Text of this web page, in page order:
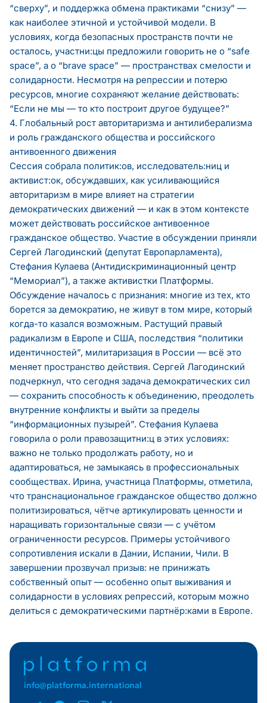
“сверху”, и поддержка обмена практиками “снизу” —
как наиболее этичной и устойчивой модели. В
условиях, когда безопасных пространств почти не
осталось, участни:цы предложили говорить не о “safe
space”, а о “brave space” — пространствах смелости и
солидарности. Несмотря на репрессии и потерю
ресурсов, многие сохраняют желание действовать:
“Если не мы — то кто построит другое будущее?”
4. Глобальный рост авторитаризма и антилиберализма
и роль гражданского общества и российского
антивоенного движения
Сессия собрала политик:ов, исследователь:ниц и
активист:ок, обсуждавших, как усиливающийся
авторитаризм в мире влияет на стратегии
демократических движений — и как в этом контексте
может действовать российское антивоенное
гражданское общество. Участие в обсуждении приняли
Сергей Лагодинский (депутат Европарламента),
Стефания Кулаева (Антидискриминационный центр
“Мемориал”), а также активистки Платформы.
Обсуждение началось с признания: многие из тех, кто
борется за демократию, не живут в том мире, который
когда-то казался возможным. Растущий правый
радикализм в Европе и США, последствия “политики
идентичностей”, милитаризация в России — всё это
меняет пространство действия. Сергей Лагодинский
подчеркнул, что сегодня задача демократических сил
— сохранить способность к объединению, преодолеть
внутренние конфликты и выйти за пределы
“информационных пузырей”. Стефания Кулаева
говорила о роли правозащитни:ц в этих условиях:
важно не только продолжать работу, но и
адаптироваться, не замыкаясь в профессиональных
сообществах. Ирина, участница Платформы, отметила,
что транснациональное гражданское общество должно
политизироваться, чётче артикулировать ценности и
наращивать горизонтальные связи — с учётом
ограниченности ресурсов. Примеры устойчивого
сопротивления искали в Дании, Испании, Чили. В
завершении прозвучал призыв: не принижать
собственный опыт — особенно опыт выживания и
солидарности в условиях репрессий, которым можно
делиться с демократическими партнёр:ками в Европе.
info@platforma.international